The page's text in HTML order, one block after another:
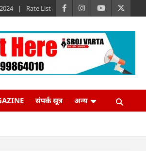
Rate List
संपर्क सूत्र अन्य